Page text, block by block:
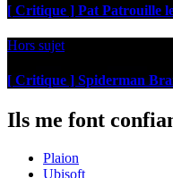
[ Critique ] Pat Patrouille
Hors sujet
[ Critique ] Spiderman
Ils me font
Plaion
Ubisoft